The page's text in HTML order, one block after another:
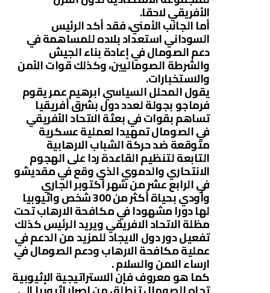
الأفريقي لاحقا.
أما الجانب الأمني، فقد أكد الرئيس
السوداني استعداد بلاده للمساهمة في
دعم الصومال في إعادة بناء الجيش
والشرطة الصوماليين، وكذلك قوات الأمن
والاستخبارات.
يقول المحلل السياسي ابرهيم عمر يقوم
فرماجو بجولة لعدد دول بشرق أفريقيا
تساهم بقوات في بعثة الاتحاد الأفريقي
في الصومال تمهيدا لعملية عسكرية
متوقعة ضد حركة الشباب الارهابية
التابعة لتنظيم القاعدة ردا على الهجوم
الانتحاري والدموي الذي وقع في مقديشو
في الرابع عشر من شهر أكتوبر الجاري
وأودي بحياة أكثر من 300 شخص واثيوبيا
لها دورا مشهودا في مكافحة الارهاب تحت
مظلة الاتحاد الافريقي ويريد الرئيس كذلك
تفعيل دور دول الايجاد للمزيد من الدعم في
عملية مكافحة الارهاب ودعم الصومال في
ارساء الامن والسلام .
كما هو معروف فإن الاستراتيجية الإثيوبية